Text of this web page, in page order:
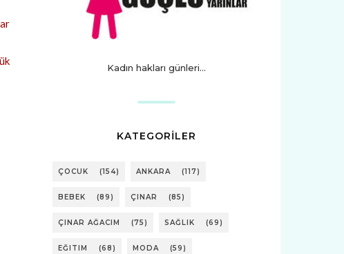
Kadın hakları günleri...
KATEGORİLER
ÇOCUK (154) ANKARA (117)
BEBEK (89) ÇINAR (85)
ÇINAR AĞACIM (75) SAĞLIK (69)
EĞITIM (68) MODA (59)